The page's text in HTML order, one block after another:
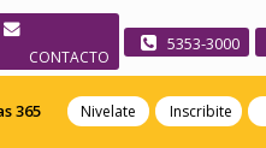
CONTACTO
5353-3000
Nivelate Inscribite
365